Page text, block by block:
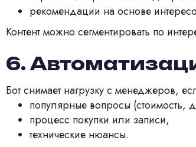
рекомендации на основе
Контент можно сегментировать по
6.
Бот снимает нагрузку с менеджеров,
популярные вопросы (стоимость,
процесс покупки или записи,
технические нюансы.